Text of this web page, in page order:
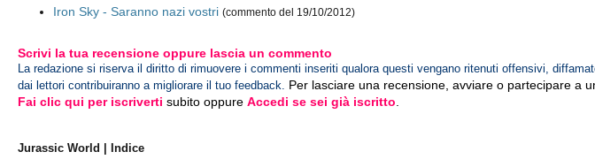
Iron Sky - Saranno nazi vostri (commento del 19/10/2012)
Scrivi la tua recensione oppure lascia un commento
La redazione si riserva il diritto di rimuovere i commenti inseriti qualora questi vengano ritenuti offensivi,
dai lettori contribuiranno a migliorare il tuo feedback. Per lasciare una recensione, avviare o partecipare a
Fai clic qui per iscriverti subito oppureAccedi se sei già iscritto
Jurassic World | Indice